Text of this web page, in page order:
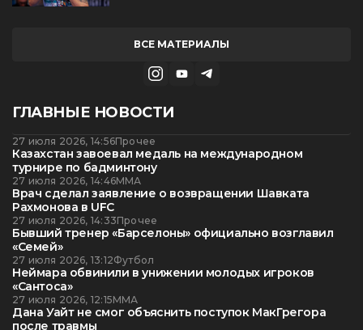
ВСЕ МАТЕРИАЛЫ
ГЛАВНЫЕ НОВОСТИ
27 июля 2026, 14:56Прочее
Казахстан завоевал медаль на международном
турнире по бадминтону
27 июля 2026, 14:46ММА
Врач сделал заявление о возвращении Шавката
Рахмонова в UFC
27 июля 2026, 14:33Прочее
Бывший тренер «Барселоны» официально возглавил
«Семей»
27 июля 2026, 13:12Футбол
Неймара обвинили в унижении молодых игроков
«Сантоса»
27 июля 2026, 12:15ММА
Дана Уайт не смог объяснить поступок МакГрегора
после травмы